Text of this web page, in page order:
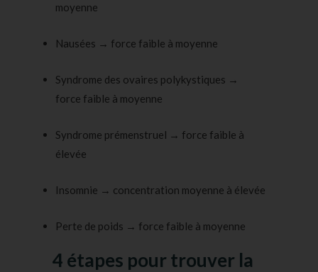
moyenne
Nausées → force faible à moyenne
Syndrome des ovaires polykystiques →
force faible à moyenne
Syndrome prémenstruel → force faible à
élevée
Insomnie → concentration moyenne à élevée
Perte de poids → force faible à moyenne
4 étapes pour trouver la